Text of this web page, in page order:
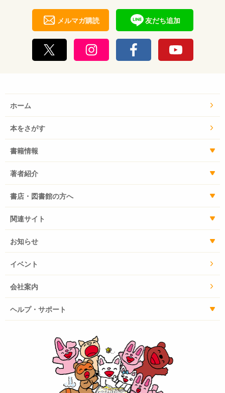
メルマガ購読 友だち追加
ホーム
本をさがす
書籍情報
著者紹介
書店・図書館の方へ
関連サイト
お知らせ
イベント
会社案内
ヘルプ・サポート